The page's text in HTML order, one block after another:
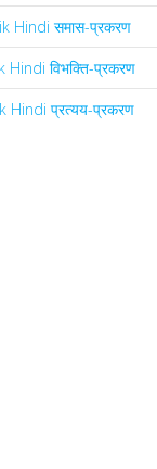
Hindi समास-प्रकरण
विभक्ति-प्रकरण
Hindi प्रत्यय-प्रकरण